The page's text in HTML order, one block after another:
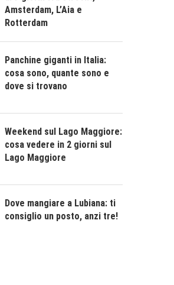
Amsterdam, L’Aia e
Rotterdam
Panchine giganti in Italia:
cosa sono, quante sono e
dove si trovano
Weekend sul Lago Maggiore:
cosa vedere in 2 giorni sul
Lago Maggiore
Dove mangiare a Lubiana: ti
consiglio un posto, anzi tre!